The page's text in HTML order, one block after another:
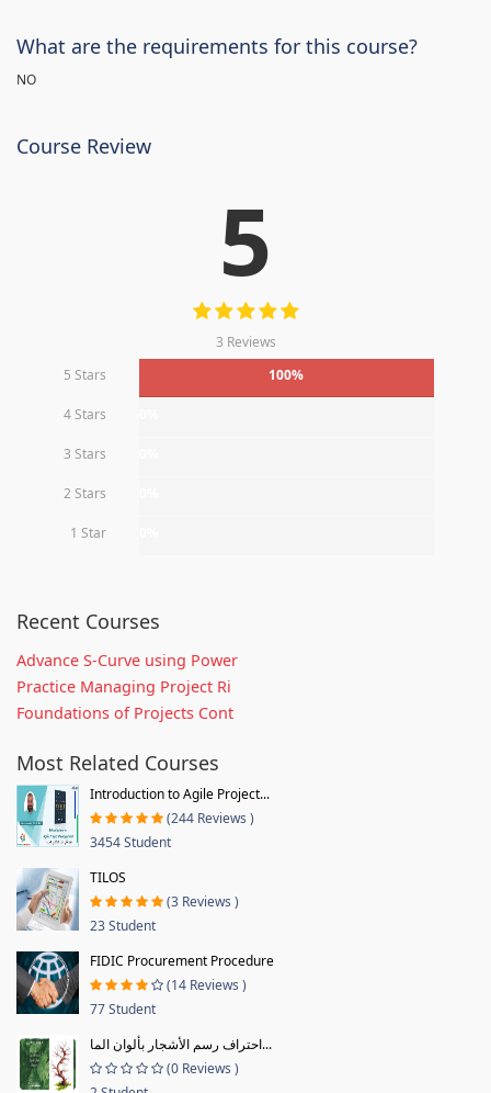
What are the requirements for this course?
NO
Course Review
5
3 Reviews
5 Stars
100%
4 Stars
3 Stars
2 Stars
1 Star
Recent Courses
Advance S-Curve using Power
Practice Managing Project Ri
Foundations of Projects Cont
Most Related Courses
Introduction to Agile Project...
(244 Reviews )
3454 Student
TILOS
(3 Reviews )
23 Student
FIDIC Procurement Procedure
(14 Reviews )
77 Student
احتراف رسم الأشجار بألوان الما...
(0 Reviews )